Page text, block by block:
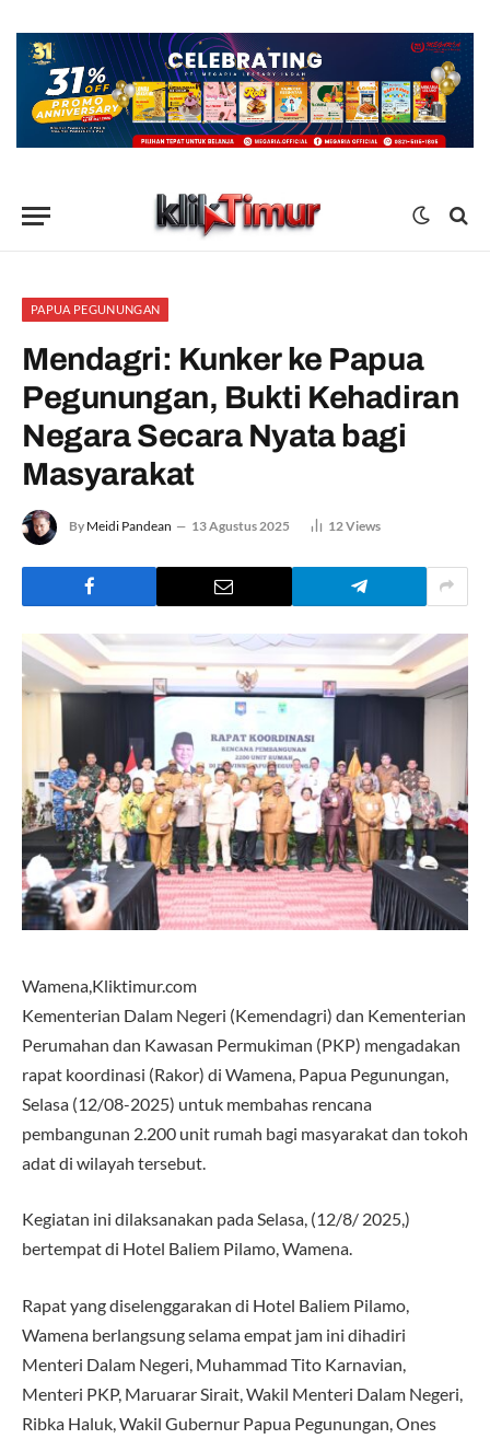
PAPUA PEGUNUNGAN
Mendagri: Kunker ke Papua
Pegunungan, Bukti Kehadiran
Negara Secara Nyata bagi
Masyarakat
By Meidi Pandean 13 Agustus 2025 12Views
Wamena,Kliktimur.com
Kementerian Dalam Negeri (Kemendagri) dan Kementerian
Perumahan dan Kawasan Permukiman (PKP) mengadakan
rapat koordinasi (Rakor) di Wamena, Papua Pegunungan,
Selasa (12/08-2025) untuk membahas rencana
pembangunan 2.200 unit rumah bagi masyarakat dan tokoh
adat di wilayah tersebut.
Kegiatan ini dilaksanakan pada Selasa, (12/8/ 2025,)
bertempat di Hotel Baliem Pilamo, Wamena.
Rapat yang diselenggarakan di Hotel Baliem Pilamo,
Wamena berlangsung selama empat jam ini dihadiri
Menteri Dalam Negeri, Muhammad Tito Karnavian,
Menteri PKP, Maruarar Sirait, Wakil Menteri Dalam Negeri,
Ribka Haluk, Wakil Gubernur Papua Pegunungan, Ones